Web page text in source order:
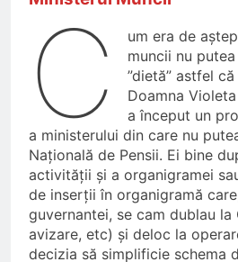
C
um era de
muncii nu
”dietă” astfel
Doamna
a început un
a ministerului din care nu
Națională de Pensii. Ei bine
activității și a organigramei
de inserții în organigramă
guvernantei, se cam dublau
avizare, etc) și deloc la
decizia să simplificie schema